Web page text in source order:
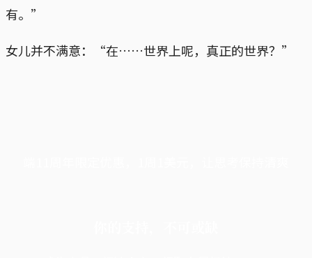
有。”
女儿并不满意：“在……世界上呢，真正的世界？”